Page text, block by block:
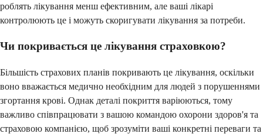
роблять лікування менш ефективним, але ваші лікарі
контролюють це і можуть скоригувати лікування за потреби.
Чи покривається це лікування страховкою?
Більшість страхових планів покривають це лікування, оскільки
воно вважається медично необхідним для людей з порушеннями
згортання крові. Однак деталі покриття варіюються, тому
важливо співпрацювати з вашою командою охорони здоров'я та
страховою компанією, щоб зрозуміти ваші конкретні переваги та